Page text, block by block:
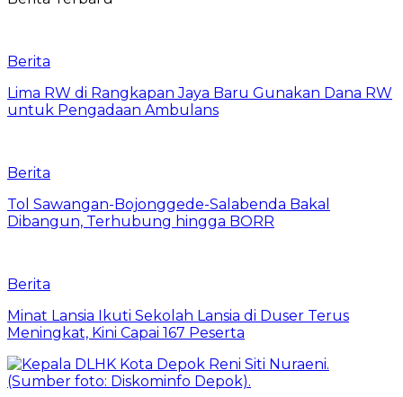
Berita
Lima RW di Rangkapan Jaya Baru Gunakan Dana RW
untuk Pengadaan Ambulans
Berita
Tol Sawangan-Bojonggede-Salabenda Bakal
Dibangun, Terhubung hingga BORR
Berita
Minat Lansia Ikuti Sekolah Lansia di Duser Terus
Meningkat, Kini Capai 167 Peserta